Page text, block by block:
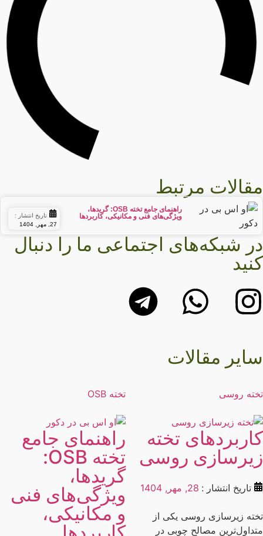
مرتبط
راهنمای جامع تخته OSB: گریدها،
ویژگی‌های فنی و مکانیکی، کاربردها
تاریخ انتشار :
27, مهر, 1404
شبکه‌های اجتماعی ما را دنبال
مقالات
روسی
تخته
روسی
تاریخ انتشار : 28, مهر, 1404
زیرسازی روسی یکی از
مصالح چوبی در
تخته OSB
راهنمای جامع
تخته OSB:
گریدها،
ویژگی‌های فنی
و مکانیکی،